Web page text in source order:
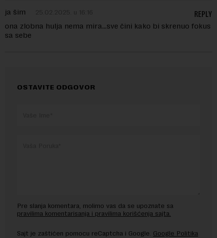
ja šim 25.02.2025. u 16:16
ona zlobna hulja nema mira…sve čini kako bi skrenuo fokus
sa sebe
REPLY
OSTAVITE ODGOVOR
Pre slanja komentara, molimo vas da se upoznate sa
pravilima komentarisanja i pravilima korišćenja sajta.
Sajt je zaštićen pomocu reCaptcha i Google. Google Politika